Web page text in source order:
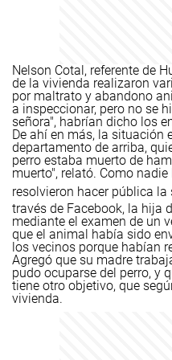
Nelson Cotal, referente de
de la vivienda realizaron
por maltrato y abandono
a inspeccionar, pero no se
señora", habrían dicho los
De ahí en más, la situación
departamento de arriba,
perro estaba muerto de
muerto", relató. Como
resolvieron hacer pública la
través de Facebook, la hija
mediante el examen de un
que el animal había sido
los vecinos porque habían
Agregó que su madre
pudo ocuparse del perro, y
tiene otro objetivo, que
vivienda.